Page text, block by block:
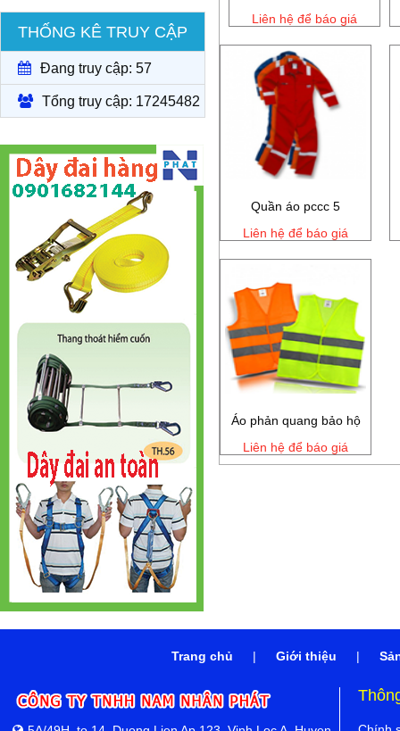
THỐNG KÊ TRUY CẬP
Đang truy cập: 57
Tổng truy cập: 17245482
Liên hệ để báo giá
Quần áo pccc 5
Liên hệ để báo giá
Áo phản quang bảo hộ
Liên hệ để báo giá
Trang chủ | Giới thiệu |